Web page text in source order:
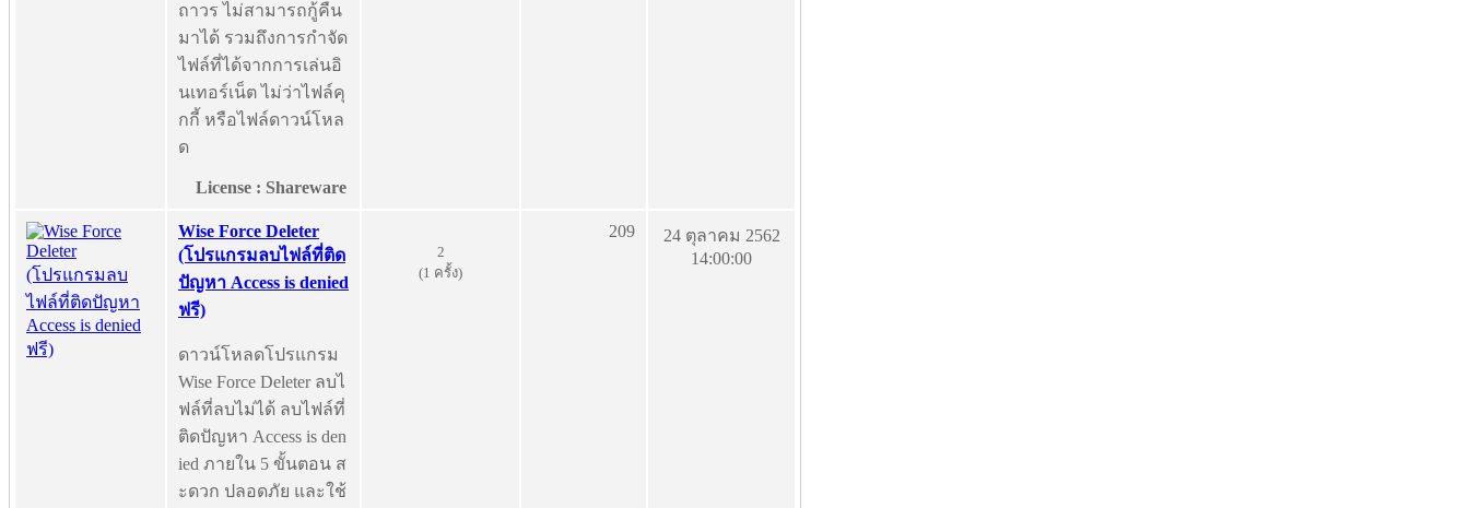
ถาวร ไม่สามารถกู้คืน
มาได้ รวมถึงการกำจัด
ไฟล์ที่ได้จากการเล่นอิ
นเทอร์เน็ต ไม่ว่าไฟล์คุ
กกี้ หรือไฟล์ดาวน์โหล
ด
License : Shareware
Wise Force Deleter
(โปรแกรมลบไฟล์ที่ติด
ปัญหา Access is denied
ฟรี)
ดาวน์โหลดโปรแกรม
Wise Force Deleter ลบไ
ฟล์ที่ลบไม่ได้ ลบไฟล์ที่
ติดปัญหา Access is den
ied ภายใน 5 ขั้นตอน ส
ะดวก ปลอดภัย และใช้
2
(1 ครั้ง)
209
24 ตุลาคม 2562
14:00:00